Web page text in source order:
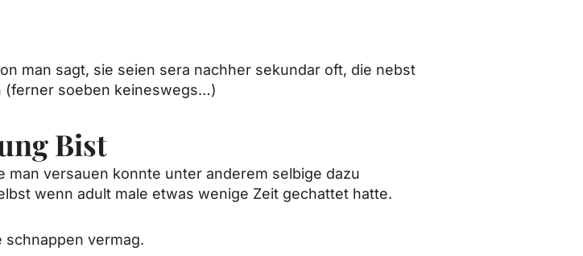
man sagt, sie seien sera nachher sekundar oft, die nebst
(ferner soeben keineswegs…)
Bist
versauen konnte unter anderem selbige dazu
wenn adult male etwas wenige Zeit gechattet hatte.
vermag.